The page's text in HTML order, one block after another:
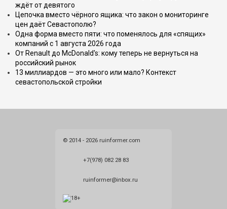
ждёт от девятого
Цепочка вместо чёрного ящика: что закон о мониторинге
цен даёт Севастополю?
Одна форма вместо пяти: что поменялось для «спящих»
компаний с 1 августа 2026 года
От Renault до McDonald's: кому теперь не вернуться на
российский рынок
13 миллиардов — это много или мало? Контекст
севастопольской стройки
© 2014 - 2026 ruinformer.com
+7(978) 082 28 83
ruinformer@inbox.ru